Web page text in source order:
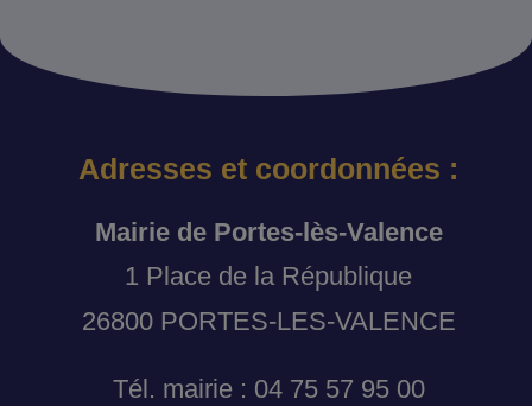
Adresses et coordonnées :
Mairie de Portes-lès-Valence
1 Place de la République
26800 PORTES-LES-VALENCE
Tél. mairie : 04 75 57 95 00